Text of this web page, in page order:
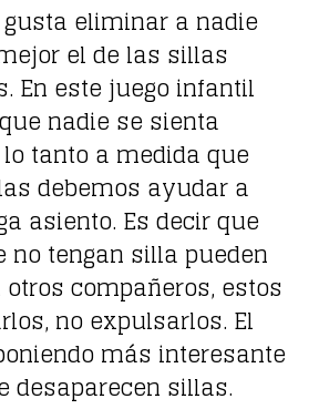
eliminar a nadie
el de las sillas
En este juego infantil
nadie se sienta
tanto a medida que
debemos ayudar a
asiento. Es decir que
no tengan silla pueden
compañeros, estos
no expulsarlos. El
más interesante
desaparecen sillas.